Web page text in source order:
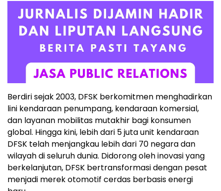
Berdiri sejak 2003, DFSK berkomitmen menghadirkan
lini kendaraan penumpang, kendaraan komersial,
dan layanan mobilitas mutakhir bagi konsumen
global. Hingga kini, lebih dari 5 juta unit kendaraan
DFSK telah menjangkau lebih dari 70 negara dan
wilayah di seluruh dunia. Didorong oleh inovasi yang
berkelanjutan, DFSK bertransformasi dengan pesat
menjadi merek otomotif cerdas berbasis energi